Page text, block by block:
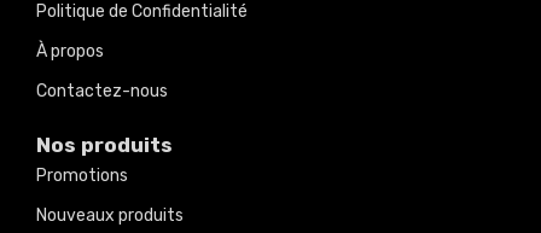
Politique de Confidentialité
À propos
Contactez-nous
Nos produits
Promotions
Nouveaux produits